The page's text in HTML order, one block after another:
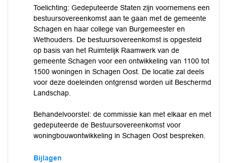
Toelichting: Gedeputeerde Staten zijn voornemens een
bestuursovereenkomst aan te gaan met de gemeente
Schagen en haar college van Burgemeester en
Wethouders. De bestuursovereenkomst is opgesteld
op basis van het Ruimtelijk Raamwerk van de
gemeente Schagen voor een ontwikkeling van 1100 tot
1500 woningen in Schagen Oost. De locatie zal deels
voor deze doeleinden ontgrensd worden uit Beschermd
Landschap.
Behandelvoorstel: de commissie kan met elkaar en met
gedeputeerde de Bestuursovereenkomst voor
woningbouwontwikkeling in Schagen Oost bespreken.
Bijlagen